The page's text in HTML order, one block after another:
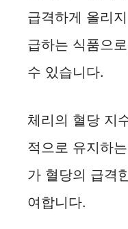
급격하게 올리
급하는 식품으
수 있습니다.
체리의 혈당 지
적으로 유지하
가 혈당의 급격
여합니다.